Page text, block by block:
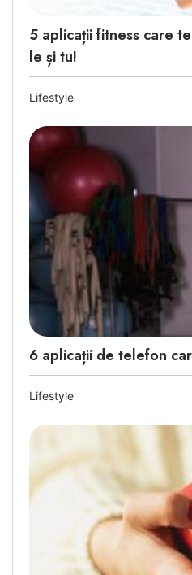
5 aplicații fitness care
le și tu!
Lifestyle
6 aplicații de telefon
Lifestyle